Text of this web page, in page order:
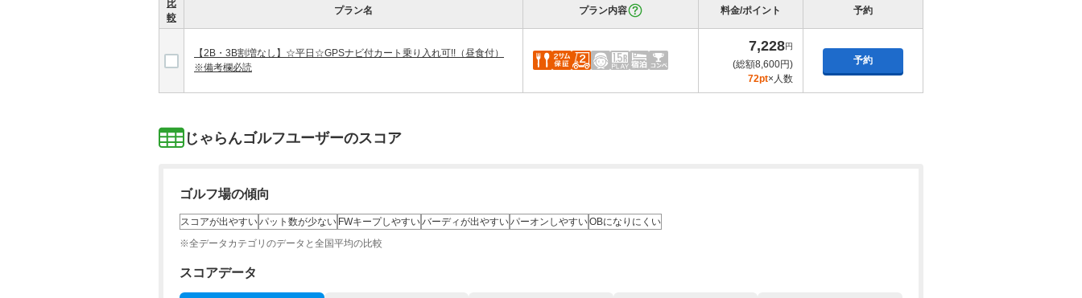
比
較
プラン名 プラン内容 料金/ポイント 予約
【2B・3B割増なし】☆平日☆GPSナビ付カート乗り入れ可!!（昼食付）
※備考欄必読
7,228円
(総額8,600円)
72pt×人数
予約
じゃらんゴルフユーザーのスコア
ゴルフ場の傾向
スコアが出やすいパット数が少ない FWキープしやすいバーディが出やすいパーオンしやすいOBになりにくい
※全データカテゴリのデータと全国平均の比較
スコアデータ